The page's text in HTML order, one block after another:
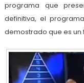
programa que
definitiva, el
demostrado que es